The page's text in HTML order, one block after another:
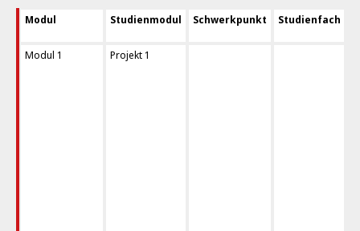
Modul Studienmodul Schwerkpunkt Studienfach
Modul 1 Projekt 1